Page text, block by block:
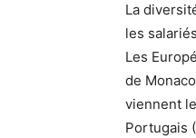
La
les
Les
de
viennent
Portugais